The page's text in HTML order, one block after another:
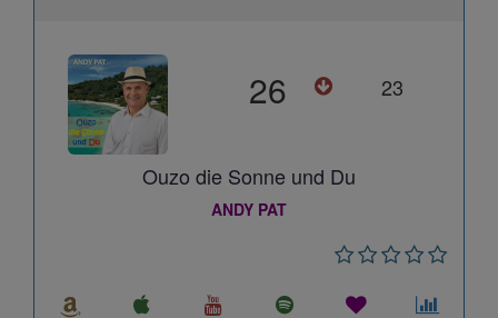
26 23
Ouzo die Sonne und Du
ANDY PAT